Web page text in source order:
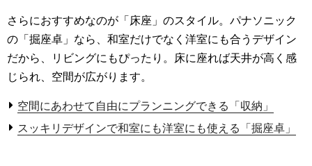
さらにおすすめなのが「床座」のスタイル。パナソニック
の「掘座卓」なら、和室だけでなく洋室にも合うデザイン
だから、リビングにもぴったり。床に座れば天井が高く感
じられ、空間が広がります。
空間にあわせて自由にプランニングできる「収納」
スッキリデザインで和室にも洋室にも使える「掘座卓」